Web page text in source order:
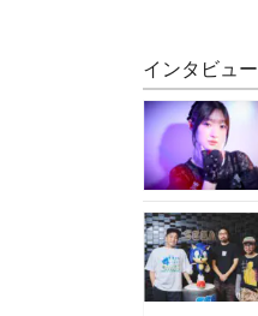
インタビュー